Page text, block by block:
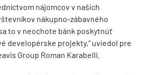
nájomcov v našich
nákupno-zábavného
to v neochote bánk poskytnúť
developérske projekty,“ uviedol pre
Group Roman Karabelli.